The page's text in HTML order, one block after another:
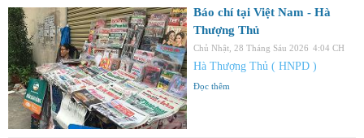
Báo chí tại Việt Nam - Hà
Thượng Thủ
Chủ Nhật, 28 Tháng Sáu 2026 4:04 CH
Hà Thượng Thủ ( HNPD )
Đọc thêm